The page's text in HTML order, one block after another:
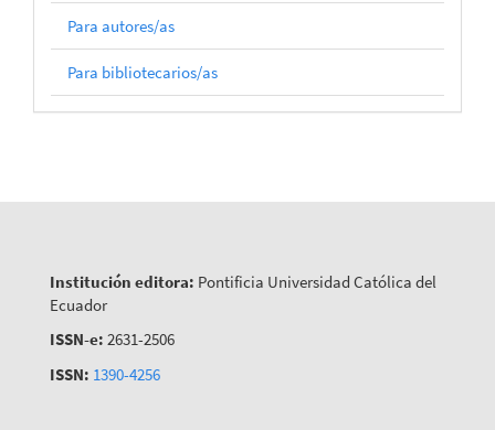
Para autores/as
Para bibliotecarios/as
Institución editora: Pontificia Universidad Católica del
Ecuador
ISSN-e: 2631-2506
ISSN: 1390-4256